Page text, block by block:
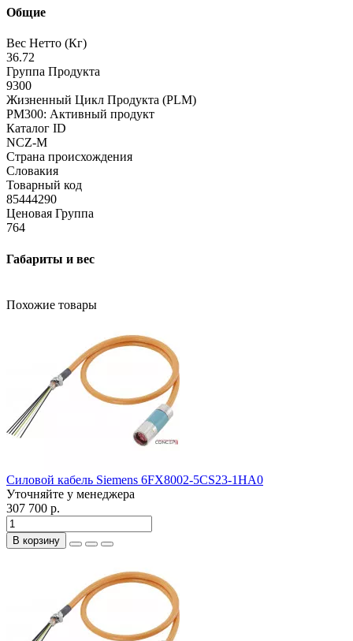
Общие
Вес Нетто (Кг)
36.72
Группа Продукта
9300
Жизненный Цикл Продукта (PLM)
PM300: Активный продукт
Каталог ID
NCZ-M
Страна происхождения
Словакия
Товарный код
85444290
Ценовая Группа
764
Габариты и вес
Похожие товары
Силовой кабель Siemens 6FX8002-5CS23-1HA0
Уточняйте у менеджера
307 700 р.
В корзину